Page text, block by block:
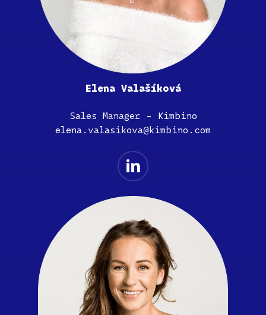
Elena Valašíková
Sales Manager – Kimbino
elena.valasikova@kimbino.com